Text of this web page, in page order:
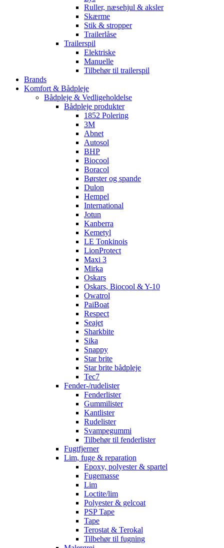
Ruller, næsehjul & aksler
Skærme
Stik & stropper
Trailerlåse
Trailerspil
Elektriske
Manuelle
Tilbehør til trailerspil
Brands
Komfort & Bådpleje
Bådpleje & Vedligeholdelse
Bådpleje produkter
1852 Polering
3M
Abnet
Autosol
BHP
Biocool
Boracol
Børster og spande
Dulon
Hempel
International
Jotun
Kanberra
Kemetyl
LE Tonkinois
LionProtect
Maxi 3
Mirka
Oskars
Oskars, Biocool & Y-10
Owatrol
PaiBoat
Respect
Seajet
Sharkbite
Sika
Snappy
Star brite
Star brite bådpleje
Tec7
Fender-/rudelister
Fenderlister
Gummilister
Kantlister
Rudelister
Svampegummi
Tilbehør til fenderlister
Fugtfjerner
Lim, fuge & reparation
Epoxy, polyester & spartel
Fugemasse
Lim
Loctite/lim
Polyester & gelcoat
PSP Tape
Tape
Terostat & Terokal
Tilbehør til fugning